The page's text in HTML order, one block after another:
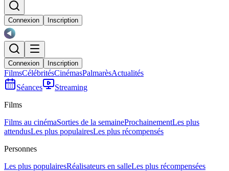
Connexion Inscription
Connexion Inscription
FilmsCélébritésCinémasPalmarèsActualités
Séances
Streaming
Films
Films au cinémaSorties de la semaineProchainementLes plus
attendusLes plus populairesLes plus récompensés
Personnes
Les plus populairesRéalisateurs en salleLes plus récompensées